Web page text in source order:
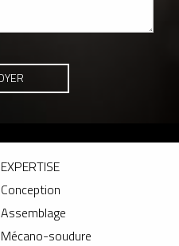
EXPERTISE
Conception
Assemblage
Mécano-soudure